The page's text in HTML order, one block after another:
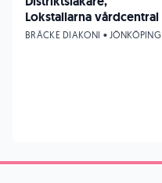
Lokstallarna vårdcentral
BRÄCKE DIAKONI • JÖNKÖPING